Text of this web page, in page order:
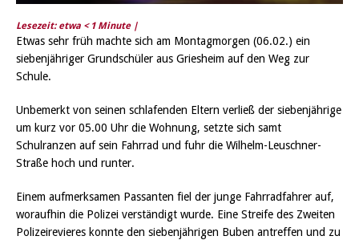
Lesezeit: etwa < 1 Minute |
Etwas sehr früh machte sich am Montagmorgen (06.02.) ein
siebenjähriger Grundschüler aus Griesheim auf den Weg zur
Schule.
Unbemerkt von seinen schlafenden Eltern verließ der siebenjährige
um kurz vor 05.00 Uhr die Wohnung, setzte sich samt
Schulranzen auf sein Fahrrad und fuhr die Wilhelm-Leuschner-
Straße hoch und runter.
Einem aufmerksamen Passanten fiel der junge Fahrradfahrer auf,
woraufhin die Polizei verständigt wurde. Eine Streife des Zweiten
Polizeirevieres konnte den siebenjährigen Buben antreffen und zu